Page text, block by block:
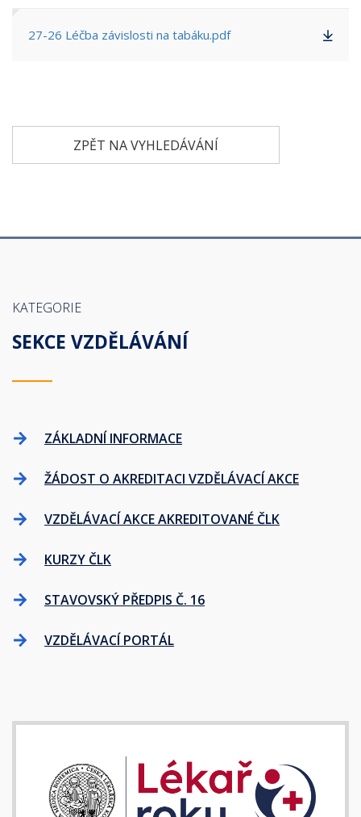
27-26 Léčba závislosti na tabáku.pdf
ZPĚT NA VYHLEDÁVÁNÍ
KATEGORIE
SEKCE VZDĚLÁVÁNÍ
ZÁKLADNÍ INFORMACE
ŽÁDOST O AKREDITACI VZDĚLÁVACÍ AKCE
VZDĚLÁVACÍ AKCE AKREDITOVANÉ ČLK
KURZY ČLK
STAVOVSKÝ PŘEDPIS Č. 16
VZDĚLÁVACÍ PORTÁL